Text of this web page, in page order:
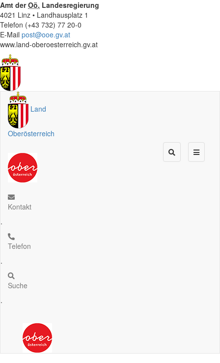
Amt derOö. Landesregierung
4021 Linz • Landhausplatz 1
Telefon (+43 732) 77 20-0
E-Mail post@ooe.gv.at
www.land-oberoesterreich.gv.at
Land
Oberösterreich
Kontakt
.
Telefon
.
Suche
.